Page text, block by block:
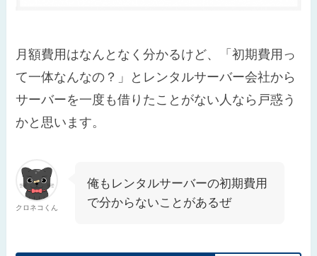
月額費用はなんとなく分かるけど、「初期費用っ
て一体なんなの？」とレンタルサーバー会社から
サーバーを一度も借りたことがない人なら戸惑う
かと思います。
クロネコくん
俺もレンタルサーバーの初期費用
で分からないことがあるぜ